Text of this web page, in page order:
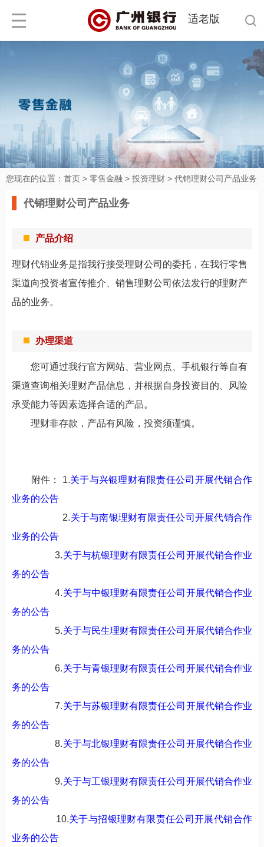
适老版
您现在的位置： 首页 > 零售金融 > 投资理财 > 代销理财公司产品业务
代销理财公司产品业务
产品介绍
理财代销业务是指我行接受理财公司的委托，在我行零售
渠道向投资者宣传推介、销售理财公司依法发行的理财产
品的业务。
办理渠道
您可通过我行官方网站、营业网点、手机银行等自有
渠道查询相关理财产品信息，并根据自身投资目的、风险
承受能力等因素选择合适的产品。
理财非存款，产品有风险，投资须谨慎。
附件： 1.关于与兴银理财有限责任公司开展代销合作
业务的公告
2.关于与南银理财有限责任公司开展代销合作
业务的公告
3.关于与杭银理财有限责任公司开展代销合作业
务的公告
4.关于与中银理财有限责任公司开展代销合作业
务的公告
5.关于与民生理财有限责任公司开展代销合作业
务的公告
6.关于与青银理财有限责任公司开展代销合作业
务的公告
7.关于与苏银理财有限责任公司开展代销合作业
务的公告
8.关于与北银理财有限责任公司开展代销合作业
务的公告
9.关于与工银理财有限责任公司开展代销合作业
务的公告
10.关于与招银理财有限责任公司开展代销合作
业务的公告